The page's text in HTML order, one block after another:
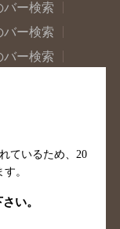
バー検索
バー検索
バー検索
バー検索
バー検索
ー検索
ー検索
ているため、 20
。
い。